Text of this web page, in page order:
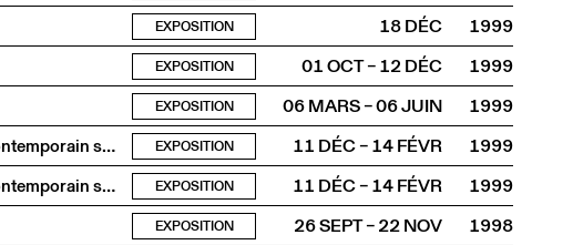
EXPOSITION 18 DÉC
1999
EXPOSITION 01 OCT – 12 DÉC
1999
EXPOSITION 06 MARS – 06 JUIN
1999
La vidéo comme pratique artistique dans l’art contemporain suisse EXPOSITION 11 DÉC – 14 FÉVR
1999
La vidéo comme pratique artistique dans l’art contemporain suisse EXPOSITION 11 DÉC – 14 FÉVR
1999
EXPOSITION 26 SEPT – 22 NOV
1998